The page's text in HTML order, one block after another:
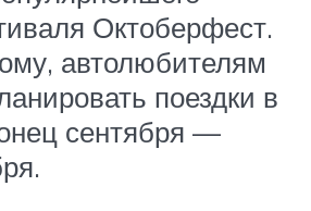
Октоберфест.
автолюбителям
поездки в
сентября —